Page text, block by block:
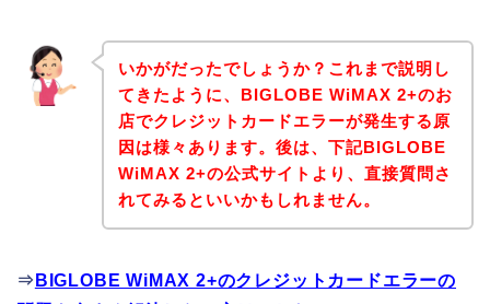
いかがだったでしょうか？これまで説明し
てきたように、BIGLOBE WiMAX 2+のお
店でクレジットカードエラーが発生する原
因は様々あります。後は、下記BIGLOBE
WiMAX 2+の公式サイトより、直接質問さ
れてみるといいかもしれません。
⇒ BIGLOBE WiMAX 2+のクレジットカードエラーの